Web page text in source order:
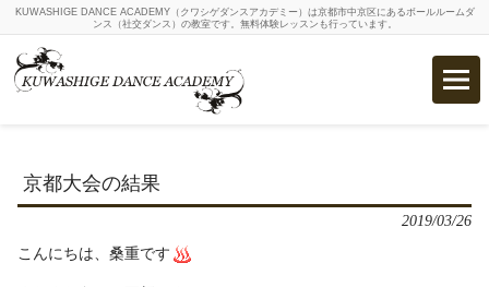
KUWASHIGE DANCE ACADEMY（クワシゲダンスアカデミー）は京都市中京区にあるボールルームダ
ンス（社交ダンス）の教室です。無料体験レッスンも行っています。
京都大会の結果
2019/03/26
こんにちは、桑重です